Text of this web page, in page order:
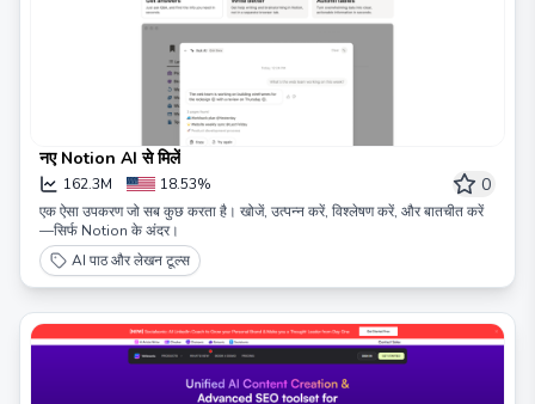
नए Notion AI से मिलें
162.3M 18.53% 0
एक ऐसा उपकरण जो सब कुछ करता है। खोजें, उत्पन्न करें, विश्लेषण करें, और बातचीत करें
—सिर्फ Notion के अंदर।
AI पाठ और लेखन टूल्स